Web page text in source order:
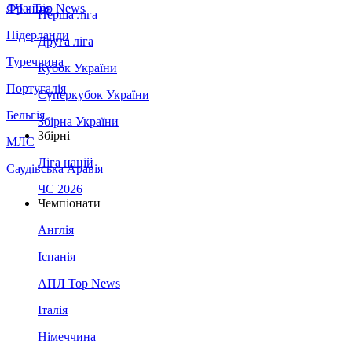
Франція
Нідерланди
Туреччина
Португалія
Бельгія
МЛС
Саудівська Аравія
ЛЧ - Top News
Перша ліга
Друга ліга
Кубок України
Суперкубок України
Збірна України
Збірні
Ліга націй
ЧС 2026
Чемпіонати
Англія
Іспанія
АПЛ Top News
Італія
Німеччина